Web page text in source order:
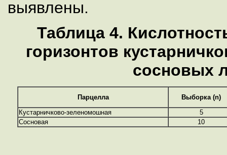
выявлены.
Таблица 4.
горизонтов
сосновых
Парцелла
Выборка (n)
Кустарничково-зеленомошная
5
Сосновая
10